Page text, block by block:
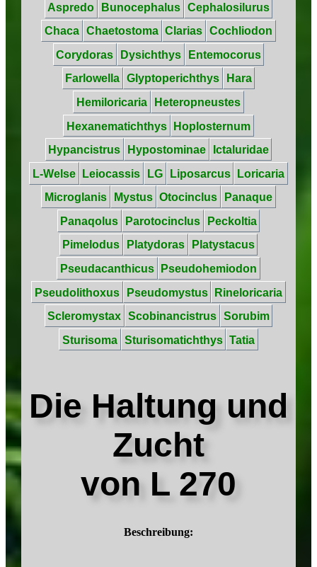
Aspredo
Bunocephalus Cephalosilurus
Chaca Chaetostoma Clarias Cochliodon
Corydoras
Dysichthys
Entemocorus
Farlowella Glyptoperichthys
Hara
Hemiloricaria
Heteropneustes
Hexanematichthys
Hoplosternum
Hypancistrus
Hypostominae
Ictaluridae
L-Welse
Leiocassis LG Liposarcus
Loricaria
Microglanis
Mystus Otocinclus
Panaque
Panaqolus
Parotocinclus
Peckoltia
Pimelodus
Platydoras
Platystacus
Pseudacanthicus
Pseudohemiodon
Pseudolithoxus
Pseudomystus
Rineloricaria
Scleromystax Scobinancistrus Sorubim
Sturisoma Sturisomatichthys Tatia
Die Haltung und
Zucht
von L 270
Beschreibung: